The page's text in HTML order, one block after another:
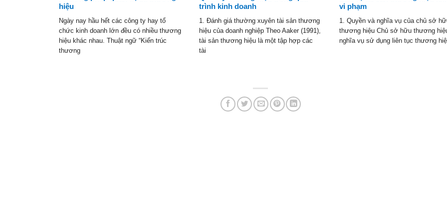
hiệu
Ngày nay hầu hết các công ty hay tổ
chức kinh doanh lớn đều có nhiều thương
hiệu khác nhau. Thuật ngữ “Kiến trúc
thương
trình kinh doanh
1. Đánh giá thường xuyên tài sản thương
hiệu của doanh nghiệp Theo Aaker (1991),
tài sản thương hiệu là một tập hợp các
tài
vi phạm
1. Quyền và nghĩa vụ của chủ sở
thương hiệu Chủ sở hữu thương
nghĩa vụ sử dụng liên tục thương